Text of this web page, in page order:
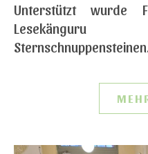
Unterstützt wurde
Lesekänguru